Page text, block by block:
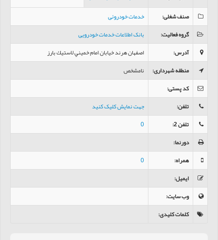
صنف شغلی:
خدمات خودروئی
گروه فعالیت:
بانک اطلاعات خدمات خودرویی
آدرس:
اصفهان هرند خیابان امام خميني لاستيك بارز
منطقه شهرداری:
نامشخص
کد پستی:
تلفن:
جهت نمایش کلیک کنید
تلفن 2 :
0
دورنما:
همراه:
0
ایمیل:
وب سایت:
کلمات کلیدی: